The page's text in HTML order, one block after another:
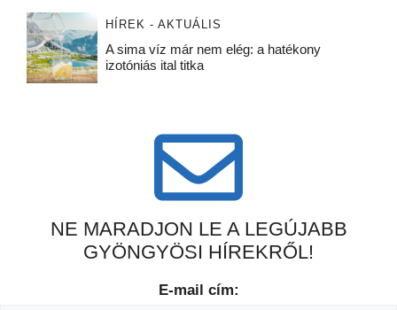
HÍREK - AKTUÁLIS
A sima víz már nem elég: a hatékony
izotóniás ital titka
NE MARADJON LE A LEGÚJABB
GYÖNGYÖSI HÍREKRŐL!
E-mail cím: